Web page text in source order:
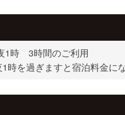
1時 3時間のご利用
時を過ぎますと宿泊料金にな